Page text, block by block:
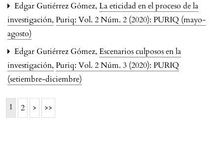
Edgar Gutiérrez Gómez, La eticidad en el proceso de la
investigación, Puriq: Vol. 2 Núm. 2 (2020): PURIQ (mayo-
agosto)
Edgar Gutiérrez Gómez, Escenarios culposos en la
investigación, Puriq: Vol. 2 Núm. 3 (2020): PURIQ
(setiembre-diciembre)
1 2 > >>